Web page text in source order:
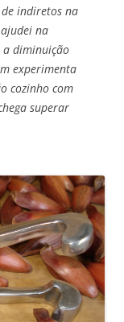
indiretos na
na
a diminuição
experimenta
cozinho com
superar